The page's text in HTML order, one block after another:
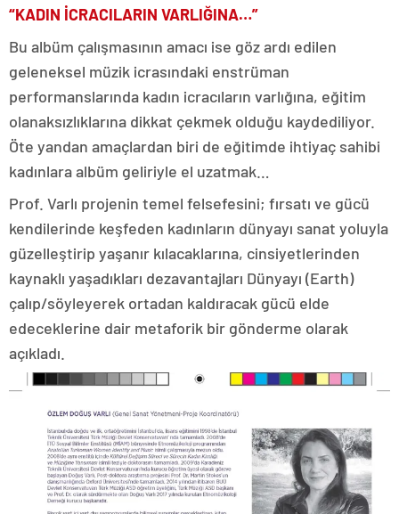
“KADIN İCRACILARIN VARLIĞINA…”
Bu albüm çalışmasının amacı ise göz ardı edilen
geleneksel müzik icrasındaki enstrüman
performanslarında kadın icracıların varlığına, eğitim
olanaksızlıklarına dikkat çekmek olduğu kaydediliyor.
Öte yandan amaçlardan biri de eğitimde ihtiyaç sahibi
kadınlara albüm geliriyle el uzatmak…
Prof. Varlı projenin temel felsefesini; fırsatı ve gücü
kendilerinde keşfeden kadınların dünyayı sanat yoluyla
güzelleştirip yaşanır kılacaklarına, cinsiyetlerinden
kaynaklı yaşadıkları dezavantajları Dünyayı (Earth)
çalıp/söyleyerek ortadan kaldıracak gücü elde
edeceklerine dair metaforik bir gönderme olarak
açıkladı.